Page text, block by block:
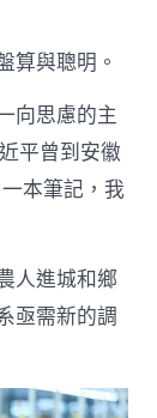
算與聰明。
向思慮的主
平曾到安徽
本筆記，我
人進城和鄉
亟需新的調